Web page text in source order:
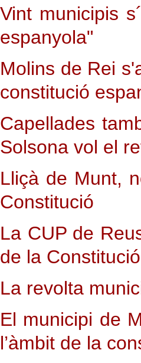
Vint municipis
espanyola"
Molins de Rei
constitució
Capellades
Solsona vol el
Lliçà de Munt,
Constitució
La CUP de
de la Constitució
La revolta
El municipi de
l’àmbit de la